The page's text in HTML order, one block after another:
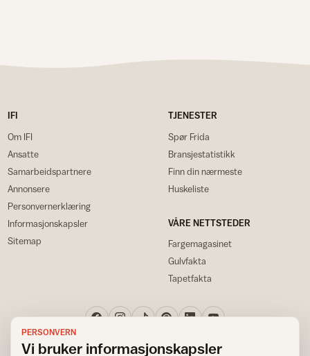
IFI
Om IFI
Ansatte
Samarbeidspartnere
Annonsere
Personvernerklæring
Informasjonskapsler
Sitemap
TJENESTER
Spør Frida
Bransjestatistikk
Finn din nærmeste
Huskeliste
VÅRE NETTSTEDER
Fargemagasinet
Gulvfakta
Tapetfakta
PERSONVERN
Vi bruker informasjonskapsler